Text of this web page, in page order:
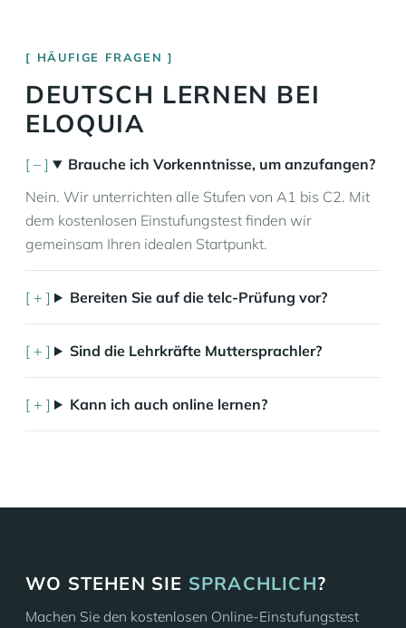
HÄUFIGE FRAGEN
DEUTSCH LERNEN BEI
ELOQUIA
Brauche ich Vorkenntnisse, um anzufangen?
Nein. Wir unterrichten alle Stufen von A1 bis C2. Mit
dem kostenlosen Einstufungstest finden wir
gemeinsam Ihren idealen Startpunkt.
Bereiten Sie auf die telc-Prüfung vor?
Sind die Lehrkräfte Muttersprachler?
Kann ich auch online lernen?
WO STEHEN SIE SPRACHLICH?
Machen Sie den kostenlosen Online-Einstufungstest